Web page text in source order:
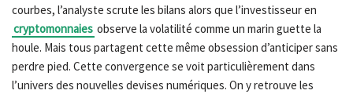
courbes, l’analyste scrute les bilans alors que l’investisseur en
cryptomonnaies observe la volatilité comme un marin guette la
houle. Mais tous partagent cette même obsession d’anticiper sans
perdre pied. Cette convergence se voit particulièrement dans
l’univers des nouvelles devises numériques. On y retrouve les